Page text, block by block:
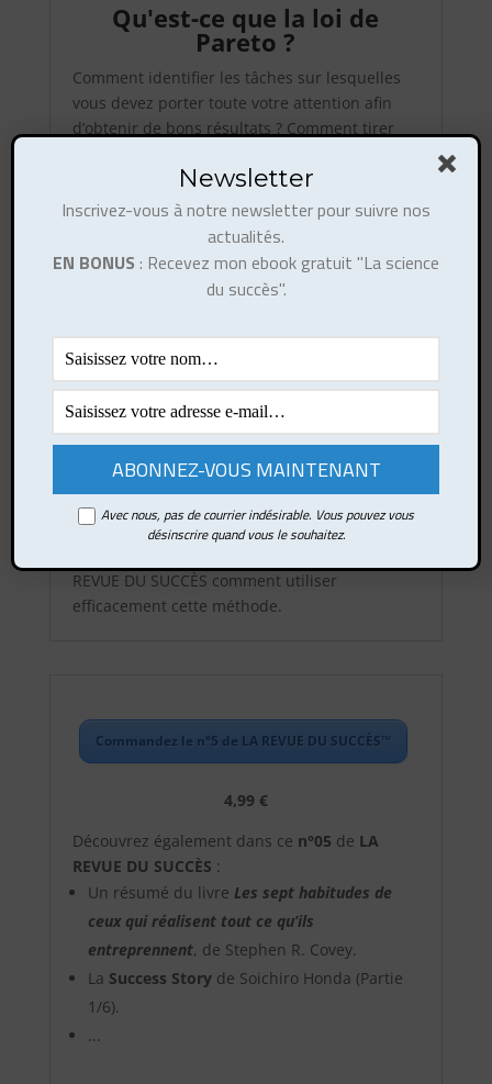
Qu'est-ce que la loi de
Pareto ?
Comment identifier les tâches sur lesquelles
vous devez porter toute votre attention afin
d’obtenir de bons résultats ? Comment tirer
vie personnelle et professionnelle ?
C'est quoi la
méthode des
grosses pierres ?
La méthode des grosses pierres vous permet
de mieux organiser vos tâches en étant plus
efficace et plus productif.
REVUE DU SUCCÈS comment utiliser
efficacement cette méthode.
Commandez le n°5 de LA REVUE DU SUCCÈS™
4,99 €
Découvrez également dans ce n°05 de LA
REVUE DU SUCCÈS :
Un résumé du livre Les sept habitudes de
ceux qui réalisent tout ce qu’ils
entreprennent, de Stephen R. Covey.
La Success Storyde Soichiro Honda (Partie
1/6).
...
Newsletter
Inscrivez-vous à notre newsletter pour suivre nos
actualités.
EN BONUS : Recevez mon ebook gratuit "La science
du succès".
Avec nous, pas de courrier indésirable. Vous pouvez vous
désinscrire quand vous le souhaitez.